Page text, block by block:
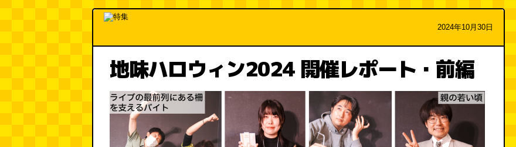
2024年10月30日
地味ハロウィン2024 開催レポート・前編